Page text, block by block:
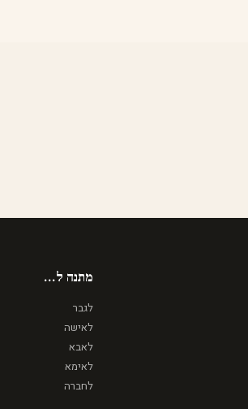
מתנה ל...
לגבר
לאישה
לאבא
לאימא
לחברה